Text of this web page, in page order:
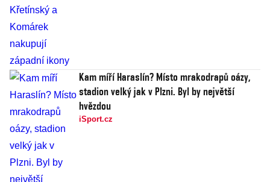
Kam míří Haraslín? Místo mrakodrapů oázy,
stadion velký jak v Plzni. Byl by největší
hvězdou
iSport.cz